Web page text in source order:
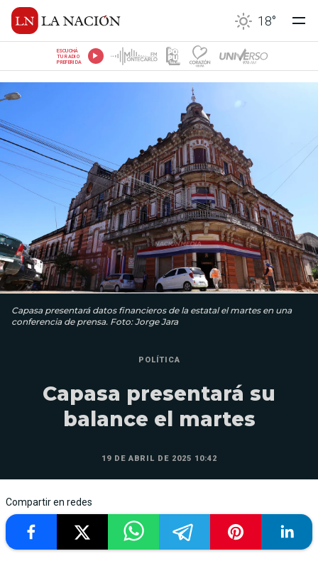
18°
ESCUCHÁ
TU RADIO
PREFERIDA
Capasa presentará datos financieros de la estatal el martes en una
conferencia de prensa. Foto: Jorge Jara
POLÍTICA
Capasa presentará su
balance el martes
19 DE ABRIL DE 2025 10:42
Compartir en redes